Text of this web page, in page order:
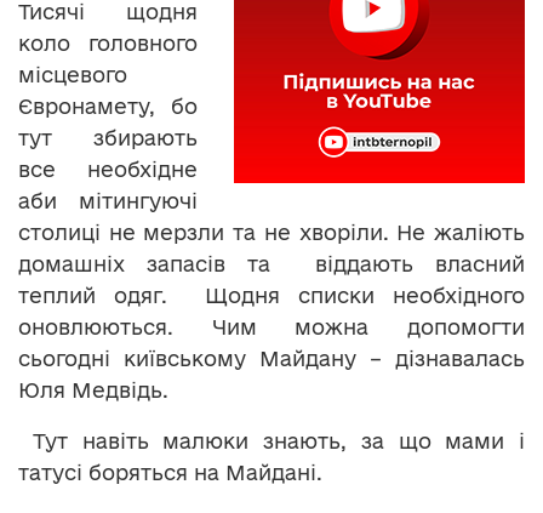
Тисячі щодня
коло головного
місцевого
Євронамету, бо
тут збирають
все необхідне
аби мітингуючі
столиці не мерзли та не хворіли. Не жаліють
домашніх запасів та віддають власний
теплий одяг. Щодня списки необхідного
оновлюються. Чим можна допомогти
сьогодні київському Майдану – дізнавалась
Юля Медвідь.
Тут навіть малюки знають, за що мами і
татусі боряться на Майдані.